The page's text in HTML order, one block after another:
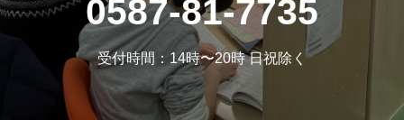
0587-81-7735
受付時間：14時〜20時 日祝除く